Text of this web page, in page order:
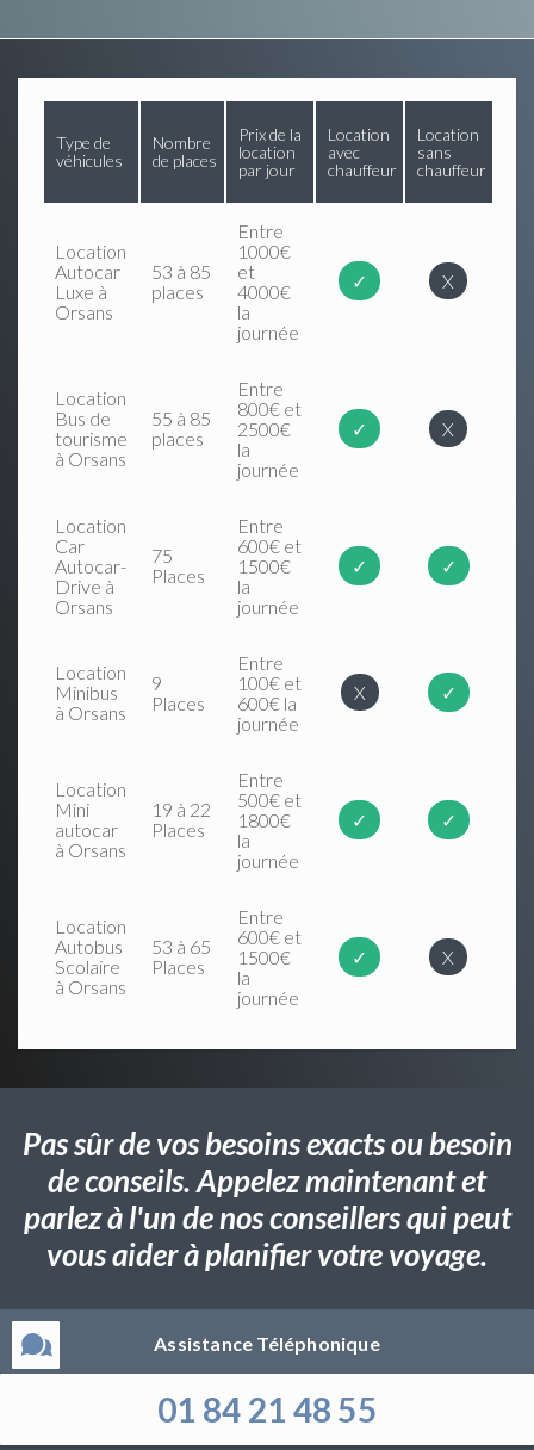
Type de
véhicules
Nombre
de places
Prix de la
location
par jour
Location
avec
chauffeur
Location
sans
chauffeur
Location
Autocar
Luxe à
Orsans
53 à 85
places
Entre
1000€
et
4000€
la
journée
✓ X
Location
Bus de
tourisme
à Orsans
55 à 85
places
Entre
800€ et
2500€
la
journée
✓ X
Location
Car
Autocar-
Drive à
Orsans
75
Places
Entre
600€ et
1500€
la
journée
✓ ✓
Location
Minibus
à Orsans
9
Places
Entre
100€ et
600€ la
journée
X ✓
Location
Mini
autocar
à Orsans
19 à 22
Places
Entre
500€ et
1800€
la
journée
✓ ✓
Location
Autobus
Scolaire
à Orsans
53 à 65
Places
Entre
600€ et
1500€
la
journée
✓ X
Pas sûr de vos besoins exacts ou besoin
de conseils. Appelez maintenant et
parlez à l'un de nos conseillers qui peut
vous aider à planifier votre voyage.
Assistance Téléphonique
01 84 21 48 55